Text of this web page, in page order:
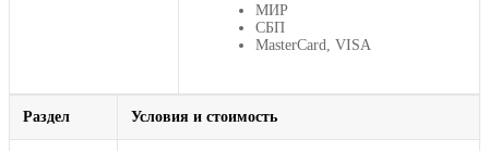
МИР
СБП
MasterCard, VISA
Раздел Условия и стоимость